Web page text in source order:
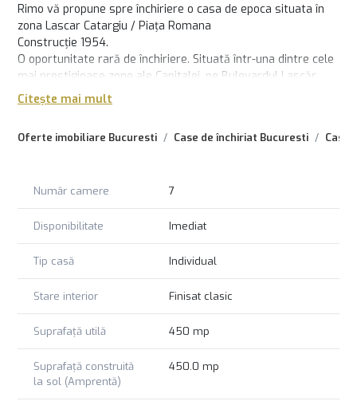
Oferte imobiliare Bucuresti Case de închiriat Bucuresti Case
Rimo vă propune spre închiriere o casa de epoca situata în
zona Lascar Catargiu / Piața Romana
Construcție 1954.
O oportunitate rară de închiriere. Situată într-una dintre cele
mai prestigioase zone ale Capitalei, pe Bulevardul Lascăr
Catargiu, această reședință individuală oferă rafinamentul
arhitecturii clasice, cu accente interbelice discrete, într-un
Teren amplu de 707 mp, cu un front stradal de 15 m și acces
arhitecturală impunătoare
O casă care se pretează ideal pentru reședință de protocol,
birouri de avocatură, consultanță, ambasade sau
reprezentanțe corporate. Chiar si restaurant fine dinig.
Citește mai mult
Număr camere 7
Disponibilitate Imediat
Tip casă Individual
Stare interior Finisat clasic
Suprafață utilă 450 mp
Suprafață construită
la sol (Amprentă)
450.0 mp